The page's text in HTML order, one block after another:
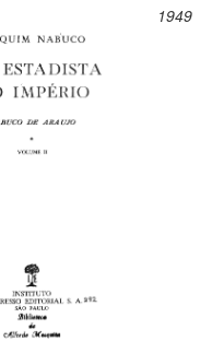
1949